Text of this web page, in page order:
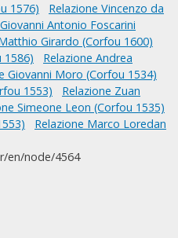
1576)
Relazione Vincenzo da
Antonio Foscarini
Girardo (Corfou 1600)
1586)
Relazione Andrea
Giovanni Moro (Corfou 1534)
1553)
Relazione Zuan
Simeone Leon (Corfou 1535)
Relazione Marco Loredan
en/node/4564